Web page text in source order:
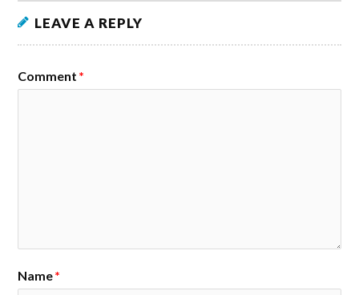
LEAVE A REPLY
Comment *
Name*